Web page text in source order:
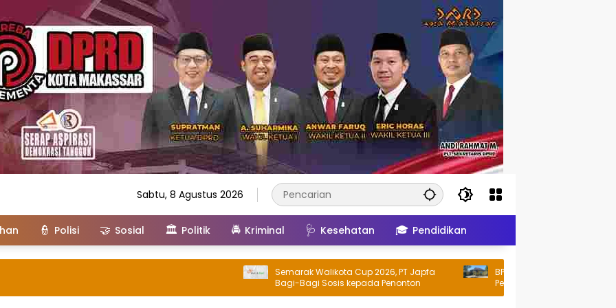
Sabtu, 8 Agustus 2026
👮 Polisi 🤝 Sosial 🏛️ Politik 🚔 Kriminal 🩺 Kesehatan 🎓 Pendidikan
Semarak Walikota Cup 2026, PT Japfa
Bagi-Bagi Sosis kepada Penonton
BPK Bongkar Pertanggungjawaban
Perjalanan Dinas Dinkes Parepare
Juta Tanpa Bukti Pengeluaran Riil